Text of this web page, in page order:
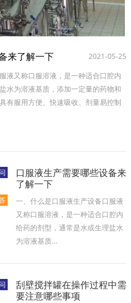
来了解一下
2021-05-25
液又称口服溶液，是一种适合口腔内
水为溶液基质，添加一定量的药物和
有服用方便、快速吸收、剂量易控制
口服液生产需要哪些设备来
了解一下
一、什么是口服液生产设备口服液
又称口服溶液，是一种适合口腔内
给药的剂型，通常是水或生理盐水
为溶液基质...
刮壁搅拌罐在操作过程中需
要注意哪些事项